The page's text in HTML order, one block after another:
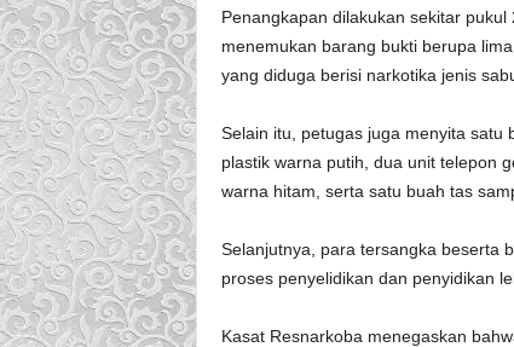
Penangkapan dilakukan sekitar
menemukan barang bukti berupa
yang diduga berisi narkotika jenis
Selain itu, petugas juga menyita satu
plastik warna putih, dua unit telepon
warna hitam, serta satu buah tas
Selanjutnya, para tersangka beserta
proses penyelidikan dan penyidikan
Kasat Resnarkoba menegaskan